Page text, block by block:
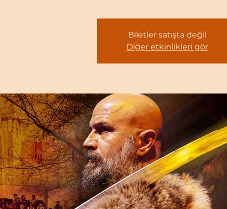
Biletler satışta değil
Diğer etkinlikleri gör